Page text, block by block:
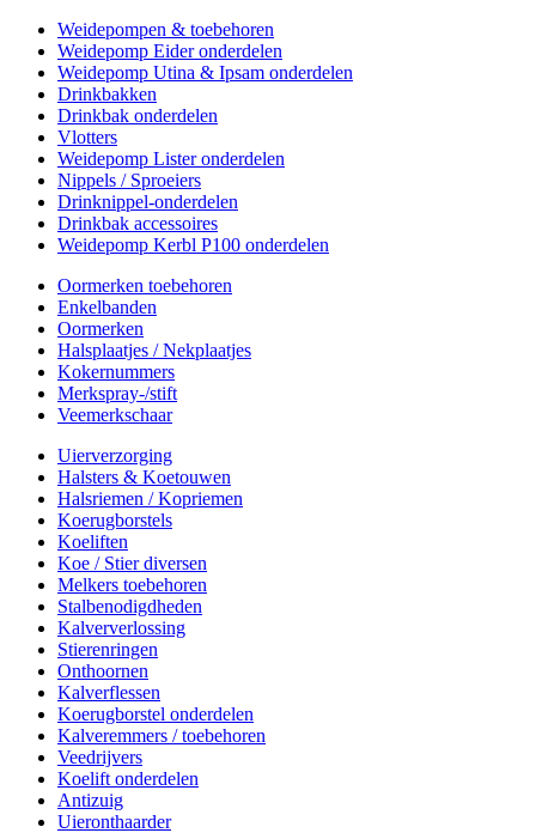
Weidepompen & toebehoren
Weidepomp Eider onderdelen
Weidepomp Utina & Ipsam onderdelen
Drinkbakken
Drinkbak onderdelen
Vlotters
Weidepomp Lister onderdelen
Nippels / Sproeiers
Drinknippel-onderdelen
Drinkbak accessoires
Weidepomp Kerbl P100 onderdelen
Oormerken toebehoren
Enkelbanden
Oormerken
Halsplaatjes / Nekplaatjes
Kokernummers
Merkspray-/stift
Veemerkschaar
Uierverzorging
Halsters & Koetouwen
Halsriemen / Kopriemen
Koerugborstels
Koeliften
Koe / Stier diversen
Melkers toebehoren
Stalbenodigdheden
Kalververlossing
Stierenringen
Onthoornen
Kalverflessen
Koerugborstel onderdelen
Kalveremmers / toebehoren
Veedrijvers
Koelift onderdelen
Antizuig
Uieronthaarder